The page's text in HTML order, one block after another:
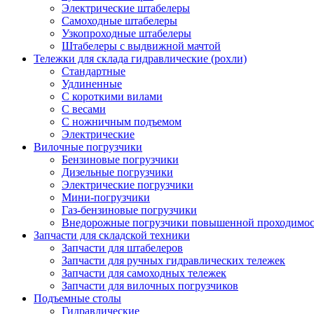
Электрические штабелеры
Самоходные штабелеры
Узкопроходные штабелеры
Штабелеры с выдвижной мачтой
Тележки для склада гидравлические (рохли)
Стандартные
Удлиненные
С короткими вилами
С весами
С ножничным подъемом
Электрические
Вилочные погрузчики
Бензиновые погрузчики
Дизельные погрузчики
Электрические погрузчики
Мини-погрузчики
Газ-бензиновые погрузчики
Внедорожные погрузчики повышенной
Запчасти для складской техники
Запчасти для штабелеров
Запчасти для ручных гидравлических тележек
Запчасти для самоходных тележек
Запчасти для вилочных погрузчиков
Подъемные столы
Гидравлические